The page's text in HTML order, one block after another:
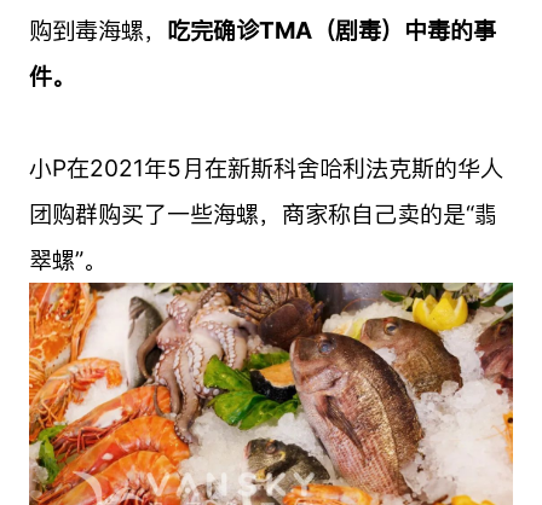
购到毒海螺， 吃完确诊TMA（剧毒）中毒的事
件。
小P在2021年5月在新斯科舍哈利法克斯的华人
团购群购买了一些海螺，商家称自己卖的是“翡
翠螺”。